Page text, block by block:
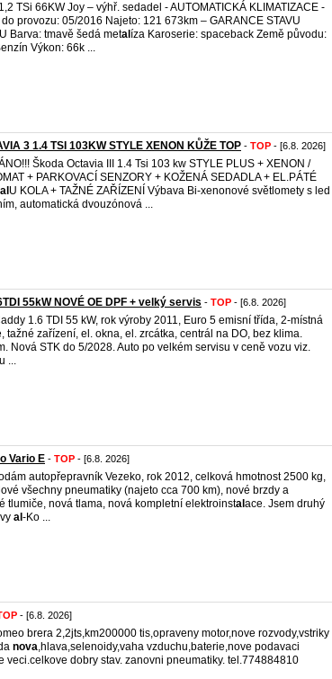
TSi 66KW Joy – výhř. sedadel - AUTOMATICKÁ KLIMATIZACE -
provozu: 05/2016 Najeto: 121 673km – GARANCE STAVU
Barva: tmavě šedá metal íza Karoserie: spaceback Země původu:
Výkon: 66k ...
3 1.4 TSI 103KW STYLE XENON KŮŽE TOP - TOP - [6.8. 2026]
Škoda Octavia III 1.4 Tsi 103 kw STYLE PLUS + XENON /
+ PARKOVACÍ SENZORY + KOŽENÁ SEDADLA + EL.PÁTÉ
al U KOLA + TAŽNÉ ZAŘÍZENÍ Výbava Bi-xenonové světlomety s led
automatická dvouzónová ...
55kW NOVÉ OE DPF + velký servis - TOP - [6.8. 2026]
1.6 TDI 55 kW, rok výroby 2011, Euro 5 emisní třída, 2-místná
tažné zařízení, el. okna, el. zrcátka, centrál na DO, bez klima.
Nová STK do 5/2028. Auto po velkém servisu v ceně vozu viz.
...
Vario E - TOP - [6.8. 2026]
autopřepravník Vezeko, rok 2012, celková hmotnost 2500 kg,
všechny pneumatiky (najeto cca 700 km), nové brzdy a
tlumiče, nová tlama, nová kompletní elektroinstal ace. Jsem druhý
al -Ko ...
- [6.8. 2026]
brera 2,2jts,km200000 tis,opraveny motor,nove rozvody,vstriky
nova,hlava,selenoidy,vaha vzduchu,baterie,nove podavaci
veci.celkove dobry stav. zanovni pneumatiky. tel.774884810